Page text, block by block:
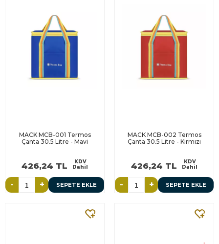
MACK MCB-001 Termos
Çanta 30.5 Litre - Mavi
426,24 TL
KDV
Dahil
- + SEPETE EKLE
MACK MCB-002 Termos
Çanta 30.5 Litre - Kırmızı
426,24 TL
KDV
Dahil
- + SEPETE EKLE